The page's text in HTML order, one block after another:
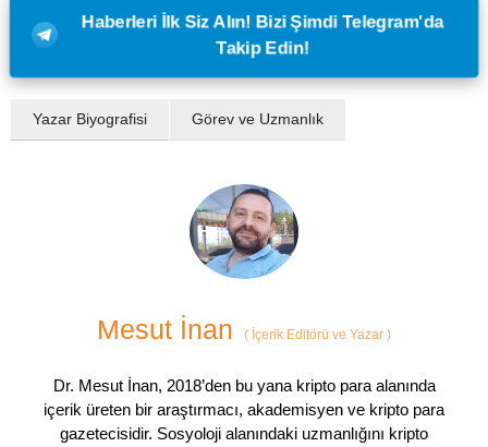
Haberleri İlk Siz Alın! Bizi Şimdi Telegram'da
Takip Edin!
Yazar Biyografisi Görev ve Uzmanlık
Mesut İnan ( İçerik Editörü ve Yazar )
Dr. Mesut İnan, 2018’den bu yana kripto para alanında
içerik üreten bir araştırmacı, akademisyen ve kripto para
gazetecisidir. Sosyoloji alanındaki uzmanlığını kripto